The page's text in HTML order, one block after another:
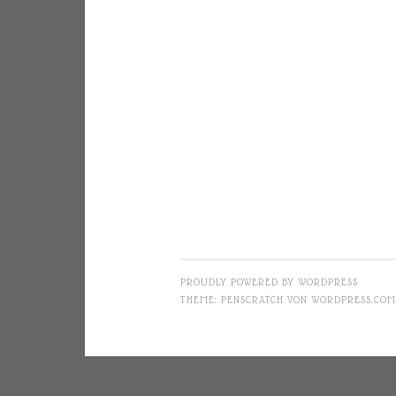
PROUDLY POWERED BY WORDPRESS
THEME: PENSCRATCH VON WORDPRESS.COM